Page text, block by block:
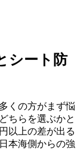
シート防
くの方がまず悩
ちらを選ぶかと
以上の差が出る
本海側からの強